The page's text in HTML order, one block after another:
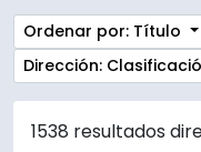
Ordenar por: Título
Dirección:
1538 resultados